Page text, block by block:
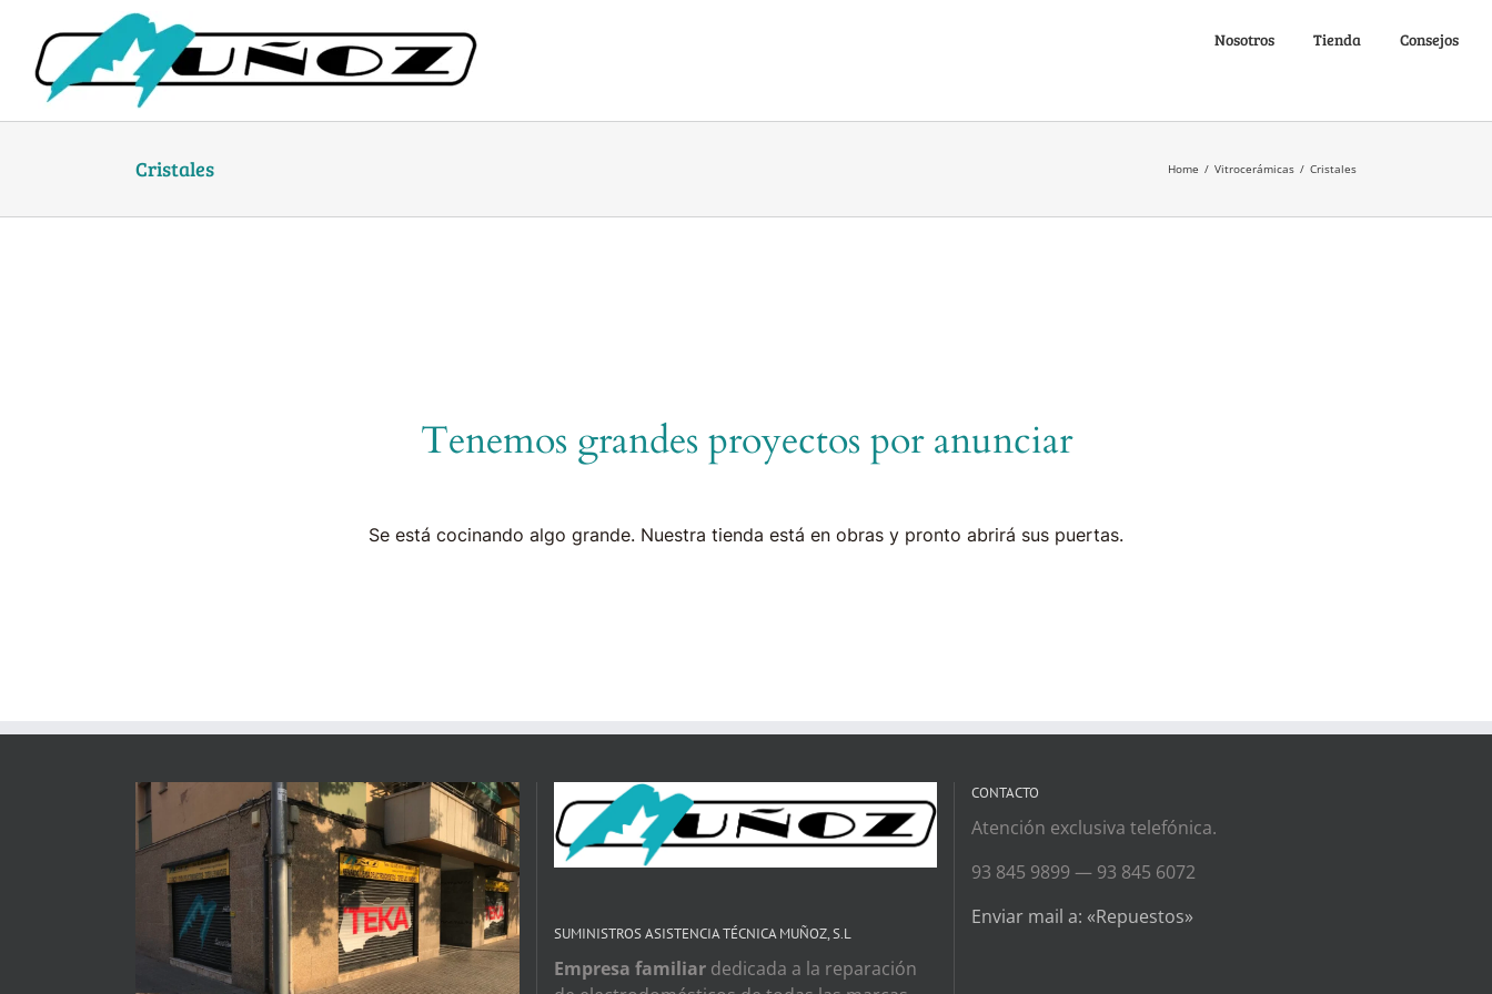
content
Nosotros Tienda Consejos
Cristales Home / Vitrocerámicas / Cristales
Tenemos grandes proyectos por anunciar
Se está cocinando algo grande. Nuestra tienda está en obras y pronto abrirá sus puertas.
SUMINISTROS ASISTENCIA TÉCNICA MUÑOZ, S.L
Empresa familiardedicada a la reparación
CONTACTO
Atención exclusiva telefónica.
93 845 9899 — 93 845 6072
Enviar mail a: «Repuestos»